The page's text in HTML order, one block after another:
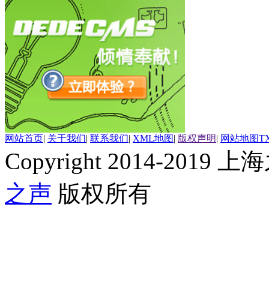
网站首页| 关于我们| 联系我们| XML地图| 版权声明| 网站地图
Copyright 2014-2019 上
之声 版权所有